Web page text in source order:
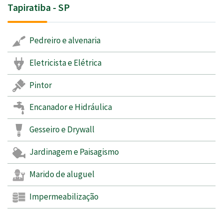
Tapiratiba - SP
Pedreiro e alvenaria
Eletricista e Elétrica
Pintor
Encanador e Hidráulica
Gesseiro e Drywall
Jardinagem e Paisagismo
Marido de aluguel
Impermeabilização